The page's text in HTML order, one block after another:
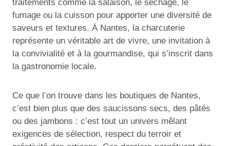
traitements comme la salaison, le séchage, le
fumage ou la cuisson pour apporter une diversité de
saveurs et textures. À Nantes, la charcuterie
représente un véritable art de vivre, une invitation à
la convivialité et à la gourmandise, qui s’inscrit dans
la gastronomie locale.
Ce que l’on trouve dans les boutiques de Nantes,
c’est bien plus que des saucissons secs, des pâtés
ou des jambons : c’est tout un univers mêlant
exigences de sélection, respect du terroir et